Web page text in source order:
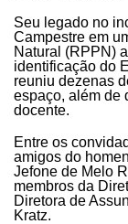
Seu legado no
Campestre em
Natural (RPPN)
identificação do
reuniu dezenas
espaço, além de
docente.
Entre os
amigos do
Jefone de Melo
membros da
Diretora de
Kratz.